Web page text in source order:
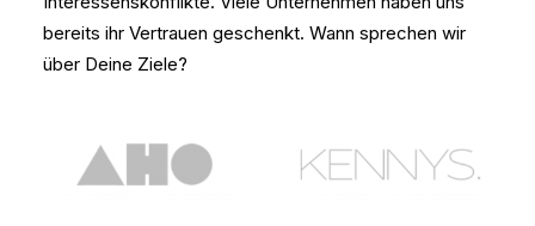
bereits ihr Vertrauen geschenkt. Wann sprechen wir
über Deine Ziele?